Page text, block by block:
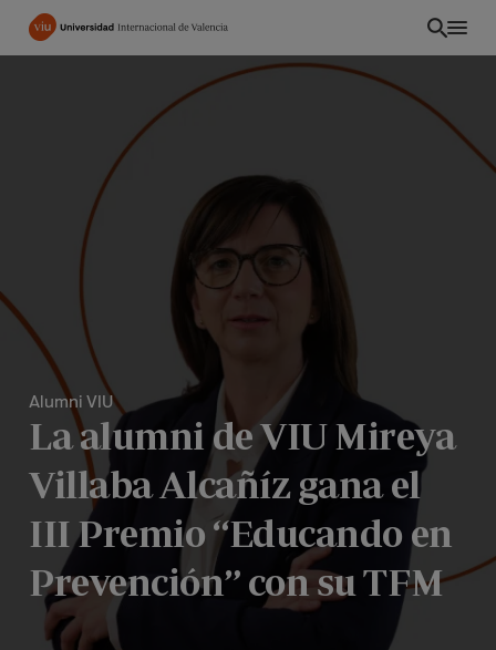
Pasar
CO
Alumni VIU
La alumni de VIU Mireya
Villaba Alcañíz gana el
III Premio “Educando en
Prevención” con su TFM